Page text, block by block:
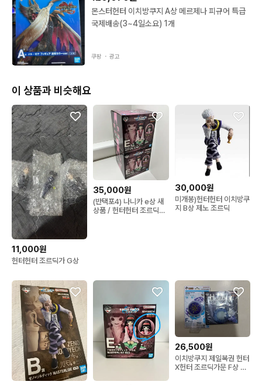
몬스터헌터 이치방쿠지 A상 메르제나 피규어 특급
국제배송(3~4일소요) 1개
쿠팡 ・ 광고
이 상품과 비슷해요
11,000원
헌터헌터 조르딕가 G상
35,000원
(반택포4) 나니카 e상 새
상품 / 헌터헌터 조르딕가
30,000원
미개봉)헌터헌터 이치방쿠
지 B상 제노 조르딕
26,500원
이치방쿠지 제일복권 헌터
X헌터 조르딕가문 F상 미